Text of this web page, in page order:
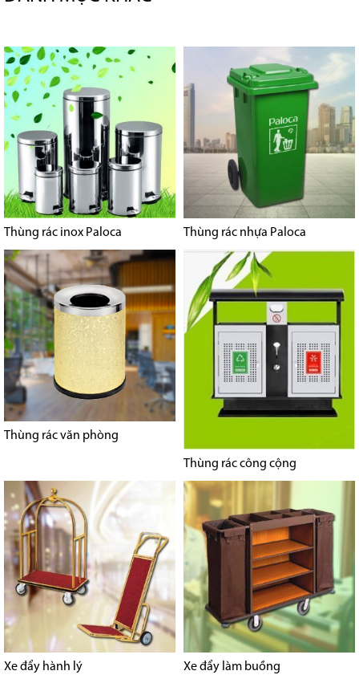
Thùng rác inox Paloca Thùng rác nhựa Paloca
Thùng rác văn phòng
Thùng rác công cộng
Xe đẩy hành lý Xe đẩy làm buồng